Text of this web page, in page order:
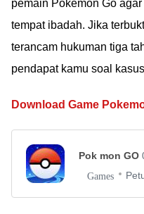
pemain Pokemon Go
tempat ibadah. Jika
terancam hukuman tiga
pendapat kamu soal
Download Game
Pok mon GO
Games